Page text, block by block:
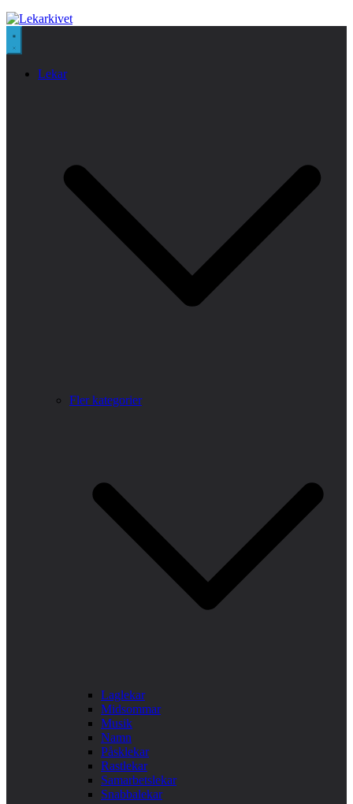
Lekar
Fler kategorier
Laglekar
Midsommar
Musik
Namn
Påsklekar
Rastlekar
Samarbetslekar
Snabbalekar